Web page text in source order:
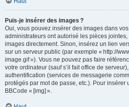
Puis-je insérer des images ?
Oui, vous pouvez insérer des images dans
administrateurs ont autorisé les pièces
images directement. Sinon, insérez un lien
sur un serveur public (par exemple « http://
image.gif »). Vous ne pouvez pas faire
votre ordinateur (sauf s’il fait office de
authentification (services de messagerie
protégés par mot de passe, etc.). Pour insérer
BBCode « [img] ».